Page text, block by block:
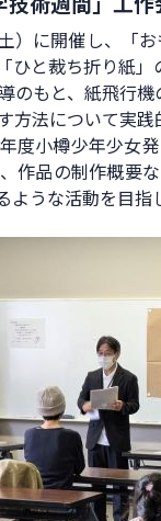
）に開催し、「
ひと裁ち折り紙」
のもと、紙飛行
方法について実践
度小樽少年少女
作品の制作概要
うな活動を目指